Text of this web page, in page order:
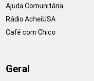
Ajuda Comunitária
Rádio AcheiUSA
Café com Chico
Geral